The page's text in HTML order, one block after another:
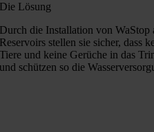
Die Lösung
Durch die Installation von
Reservoirs stellen sie sicher, dass
Tiere und keine Gerüche in das
und schützen so die